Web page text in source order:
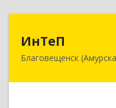
ИнТеП
Благовещенск675000,